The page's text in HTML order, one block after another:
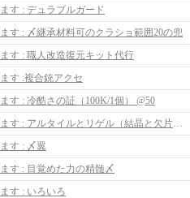
す : デュラブルガード
す : 〆継承材料可のクラショ範囲20の兜
す : 職人改造復元キット代行
す :複合銃アクセ
す : 冷酷さの証（100K/1個） @50
す : 〆翼
す : 目覚めた力の精髄〆
す : いろいろ